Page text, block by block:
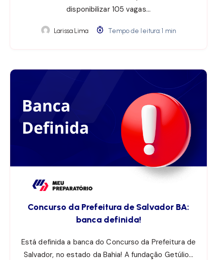
disponibilizar 105 vagas…
Larissa Lima Tempo de leitura: 1 min
Concurso da Prefeitura de Salvador BA:
banca definida!
Está definida a banca do Concurso da Prefeitura de
Salvador, no estado da Bahia! A fundação Getúlio…